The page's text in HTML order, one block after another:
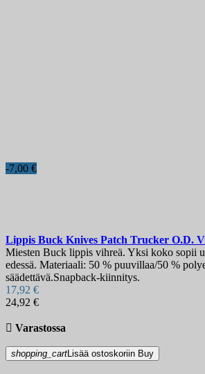
-7,00 €
Lippis Buck Knives Patch Trucker O.D.
Miesten Buck lippis vihreä. Yksi koko sopii
edessä. Materiaali: 50 % puuvillaa/50 %
säädettävä.Snapback-kiinnitys.
17,92 €
24,92 €
 Varastossa
shopping_cartLisää ostoskoriin Buy